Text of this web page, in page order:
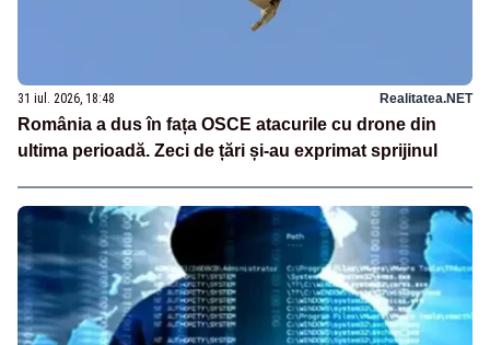
31 iul. 2026, 18:48 Realitatea.NET
România a dus în fața OSCE atacurile cu drone din
ultima perioadă. Zeci de țări și-au exprimat sprijinul